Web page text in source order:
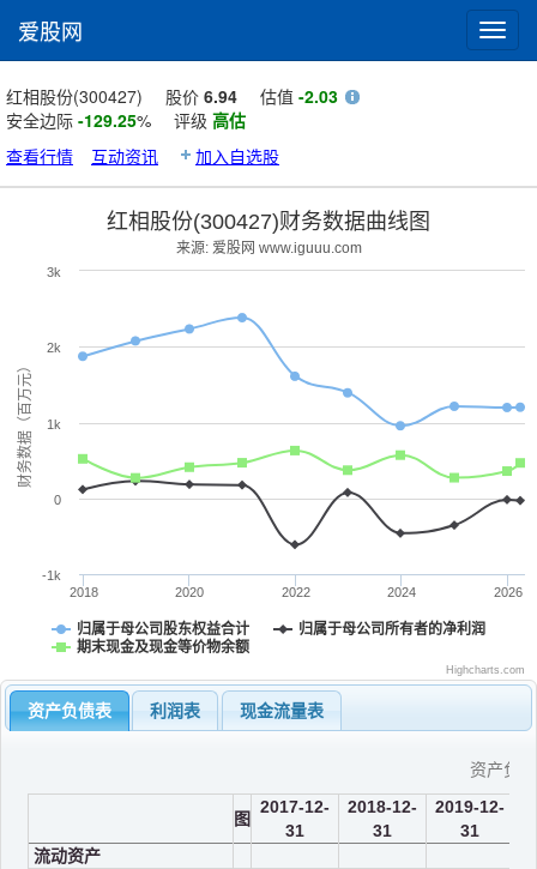
爱股网
红相股份(300427) 股价 6.94 估值 -2.03
安全边际 -129.25% 评级 高估
查看行情
互动资讯 加入自选股
财务数据（百万元）
红相股份(300427)财务数据曲线图
来源: 爱股网 www.iguuu.com
归属于母公司股东权益合计
归属于母公司所有者的净利润
期末现金及现金等价物余额
2018 2020 2022 2024 2026
-1k
0
1k
2k
3k
Highcharts.com
资产负债表 利润表 现金流量表
资产负
图
2017-12-
31
2018-12-
31
2019-12-
31
流动资产